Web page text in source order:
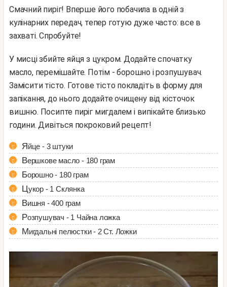
Смачний пиріг! Вперше його побачила в одній з
кулінарних передач, тепер готую дуже часто: все в
захваті. Спробуйте!
У мисці збийте яйця з цукром. Додайте спочатку
масло, перемішайте. Потім - борошно і розпушувач.
Замісити тісто. Готове тісто покладіть в форму для
запікання, до нього додайте очищену від кісточок
вишню. Посипте пиріг мигдалем і випікайте близько
години. Дивіться покроковий рецепт!
Яйце - 3 штуки
Вершкове масло - 180 грам
Борошно - 180 грам
Цукор - 1 Склянка
Вишня - 400 грам
Розпушувач - 1 Чайна ложка
Мигдальні пелюстки - 2 Ст. Ложки